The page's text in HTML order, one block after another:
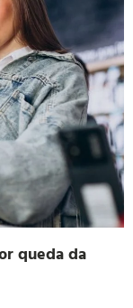
queda da